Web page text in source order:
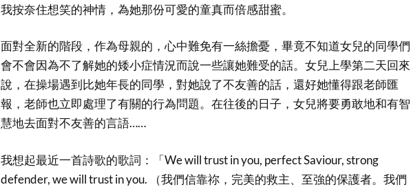
我按奈住想笑的神情，為她那份可愛的童真而倍感甜蜜。
面對全新的階段，作為母親的，心中難免有一絲擔憂，畢竟不知道女兒的同學們
會不會因為不了解她的矮小症情況而說一些讓她難受的話。女兒上學第二天回來
說，在操場遇到比她年長的同學，對她說了不友善的話，還好她懂得跟老師匯
報，老師也立即處理了有關的行為問題。在往後的日子，女兒將要勇敢地和有智
慧地去面對不友善的言語……
我想起最近一首詩歌的歌詞：「We will trust in you, perfect Saviour, strong
defender, we will trust in you. （我們信靠祢，完美的救主、至強的保護者。我們